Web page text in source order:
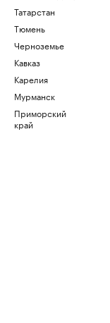
Татарстан
Тюмень
Черноземье
Кавказ
Карелия
Мурманск
Приморский
край